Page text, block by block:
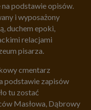
podstawie opisów.
i wyposażony
duchem epoki,
relacjami
pisarza.
cmentarz
podstawie zapisów
tu zostać
Masłowa, Dąbrowy